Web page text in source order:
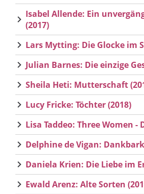
Isabel Allende: Ein
(2017)
Lars Mytting: Die Glocke im
Julian Barnes: Die einzige
Sheila Heti: Mutterschaft
Lucy Fricke: Töchter (2018)
Lisa Taddeo: Three Women -
Delphine de Vigan:
Daniela Krien: Die Liebe im
Ewald Arenz: Alte Sorten